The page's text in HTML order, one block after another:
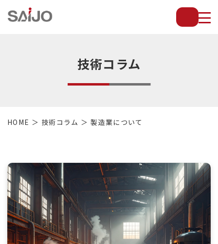
薄
放
型・
設
備
等
の
熱
交
技術コラム
HOME 技術コラム 製造業について